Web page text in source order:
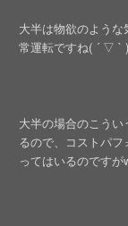
大半は物欲のよう
常運転ですね( ´ ▽ `
大半の場合のこう
るので、コストパ
ってはいるのですが